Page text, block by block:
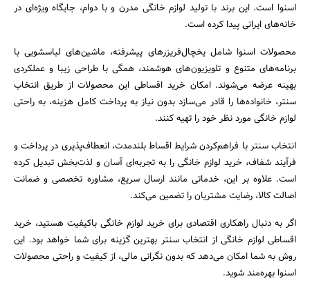
اسنوا است. این برند با تولید لوازم خانگی مدرن و با دوام، جایگاه ویژه‌ای در
خانه‌های ایرانی پیدا کرده است.
محصولات اسنوا شامل یخچال‌فریزرهای پیشرفته، ماشین‌های لباسشویی با
برنامه‌های متنوع و تلویزیون‌های هوشمند، همگی با طراحی زیبا و عملکردی
بهینه عرضه می‌شوند. امکان خرید اقساطی این محصولات از طریق انتخاب
سنتر، خانواده‌ها را قادر می‌سازد بدون نیاز به پرداخت کامل هزینه، به راحتی
لوازم خانگی مورد نظر خود را تهیه کنند.
انتخاب سنتر با فراهم‌کردن شرایط اقساط بلندمدت، انعطاف‌پذیری در پرداخت و
فرآیند شفاف، خرید لوازم خانگی را به تجربه‌ای آسان و لذت‌بخش تبدیل کرده
است. علاوه بر این، خدماتی مانند ارسال سریع، مشاوره تخصصی و ضمانت
اصالت کالا، رضایت مشتریان را تضمین می‌کند.
اگر به دنبال راهکاری اقتصادی برای خرید لوازم خانگی باکیفیت هستید، خرید
اقساطی لوازم خانگی از انتخاب سنتر بهترین گزینه برای شما خواهد بود. این
روش به شما امکان می‌دهد که بدون نگرانی مالی، از کیفیت و راحتی محصولات
اسنوا بهره‌مند شوید.